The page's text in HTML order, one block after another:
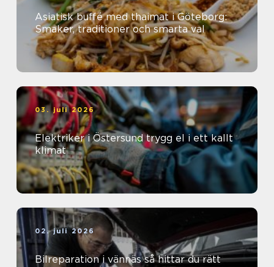
Asiatisk buffé med thaimat i Göteborg:
Smaker, traditioner och smarta val
03. juli 2026
Elektriker i Östersund trygg el i ett kallt
klimat
02. juli 2026
Bilreparation i vännäs så hittar du rätt